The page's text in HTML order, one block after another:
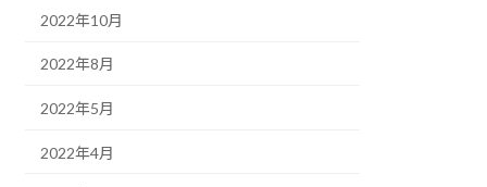
2022年10月
2022年8月
2022年5月
2022年4月